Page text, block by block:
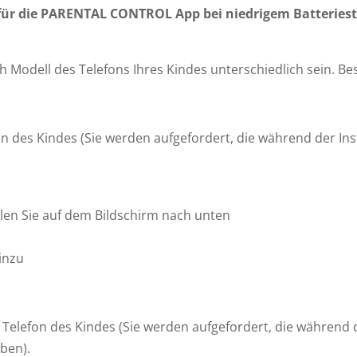
die PARENTAL CONTROL App bei niedrigem
Modell des Telefons Ihres Kindes unterschiedlich sein.
des Kindes (Sie werden aufgefordert, die während der
Sie auf dem Bildschirm nach unten
des Kindes (Sie werden aufgefordert, die während